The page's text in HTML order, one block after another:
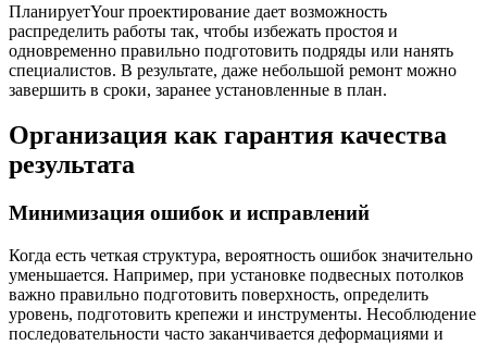
ПланируетYour проектирование дает возможность
распределить работы так, чтобы избежать простоя и
одновременно правильно подготовить подряды или нанять
специалистов. В результате, даже небольшой ремонт можно
завершить в сроки, заранее установленные в план.
Организация как гарантия качества
результата
Минимизация ошибок и исправлений
Когда есть четкая структура, вероятность ошибок значительно
уменьшается. Например, при установке подвесных потолков
важно правильно подготовить поверхность, определить
уровень, подготовить крепежи и инструменты. Несоблюдение
последовательности часто заканчивается деформациями и